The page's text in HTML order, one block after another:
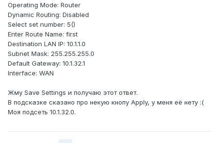
Operating Mode: Router
Dynamic Routing: Disabled
Select set number: 5()
Enter Route Name: first
Destination LAN IP: 10.1.1.0
Subnet Mask: 255.255.255.0
Default Gateway: 10.1.32.1
Interface: WAN
Жму Save Settings и получаю этот ответ.
В подсказке сказано про некую кнопу Apply, у меня её нету :(
Моя подсеть 10.1.32.0.